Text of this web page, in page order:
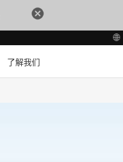
了解我们